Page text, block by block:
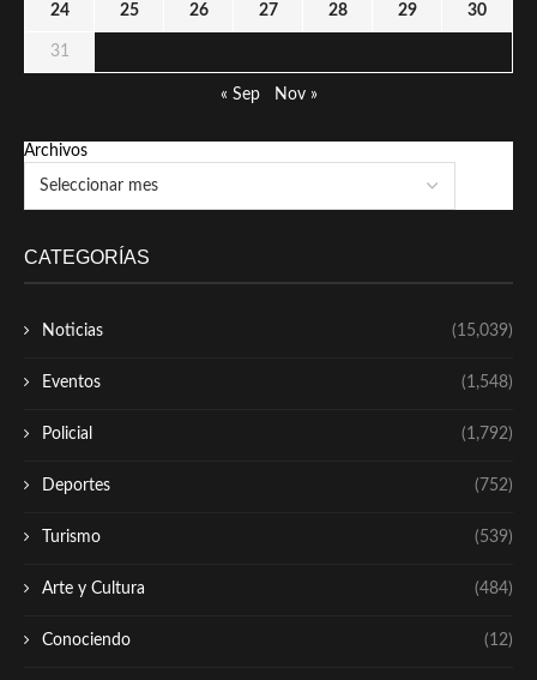
24 25 26 27 28 29 30
31
« Sep Nov »
Archivos
CATEGORÍAS
Noticias (15,039)
Eventos (1,548)
Policial (1,792)
Deportes (752)
Turismo (539)
Arte y Cultura (484)
Conociendo (12)